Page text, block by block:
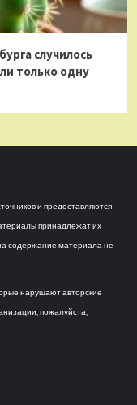
случилось
только одну
и предоставляются
принадлежат их
содержание материала не
нарушают авторские
пожалуйста,